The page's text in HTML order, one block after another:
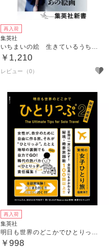
再入荷
集英社
￥1,210
再入荷
集英社
明日も世界のどこかでひとりっぷ2 秘境・絶景編
￥998